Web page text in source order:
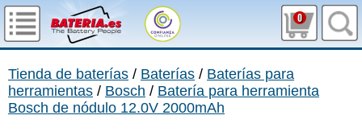
0
Tienda de baterías / Baterías / Baterías para
herramientas / Bosch / Batería para herramienta
Bosch de nódulo 12.0V 2000mAh